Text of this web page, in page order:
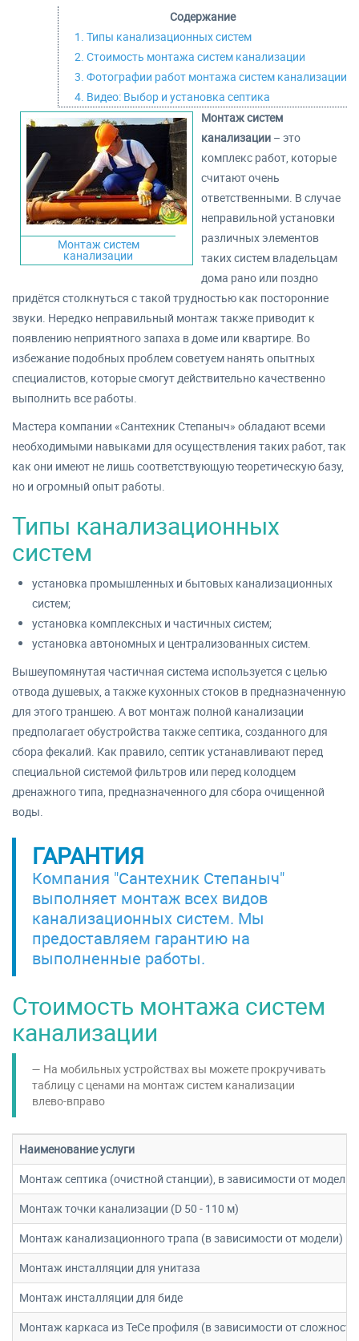
Содержание
1. Типы канализационных систем
2. Стоимость монтажа систем канализации
3. Фотографии работ монтажа систем канализации
4. Видео: Выбор и установка септика
Монтаж систем
канализации
Монтаж систем
канализации – это
комплекс работ, которые
считают очень
ответственными. В случае
неправильной установки
различных элементов
таких систем владельцам
дома рано или поздно
придётся столкнуться с такой трудностью как посторонние
звуки. Нередко неправильный монтаж также приводит к
появлению неприятного запаха в доме или квартире. Во
избежание подобных проблем советуем нанять опытных
специалистов, которые смогут действительно качественно
выполнить все работы.
Мастера компании «Сантехник Степаныч» обладают всеми
необходимыми навыками для осуществления таких работ, так
как они имеют не лишь соответствующую теоретическую базу,
но и огромный опыт работы.
Типы канализационных
систем
установка промышленных и бытовых канализационных
систем;
установка комплексных и частичных систем;
установка автономных и централизованных систем.
Вышеупомянутая частичная система используется с целью
отвода душевых, а также кухонных стоков в предназначенную
для этого траншею. А вот монтаж полной канализации
предполагает обустройства также септика, созданного для
сбора фекалий. Как правило, септик устанавливают перед
специальной системой фильтров или перед колодцем
дренажного типа, предназначенного для сбора очищенной
воды.
ГАРАНТИЯ
Компания "Сантехник Степаныч"
выполняет монтаж всех видов
канализационных систем. Мы
предоставляем гарантию на
выполненные работы.
Стоимость монтажа систем
канализации
На мобильных устройствах вы можете прокручивать
таблицу с ценами на монтаж систем канализации
влево-вправо
Наименование услуги
Монтаж септика (очистной станции), в зависимости от модели
Монтаж точки канализации (D 50 - 110 м)
Монтаж канализационного трапа (в зависимости от модели)
Монтаж инсталляции для унитаза
Монтаж инсталляции для биде
Монтаж каркаса из TeCe профиля (в зависимости от